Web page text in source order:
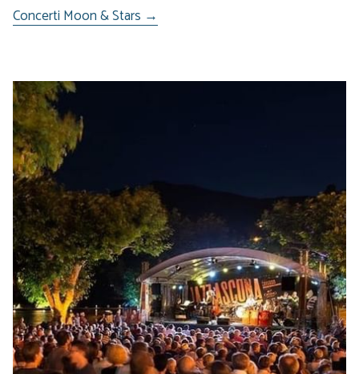
Concerti Moon & Stars →